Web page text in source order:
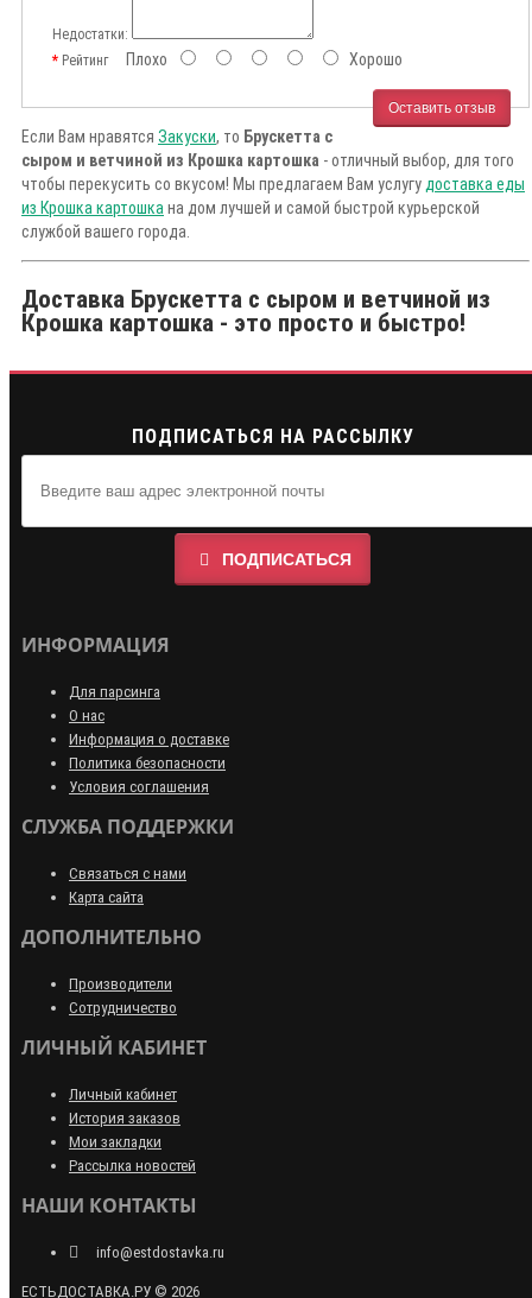
Недостатки:
РейтингПлохо Хорошо
Оставить отзыв
Если Вам нравятся Закуски, то Брускетта с
сыром и ветчиной из Крошка картошка - отличный выбор, для того
чтобы перекусить со вкусом! Мы предлагаем Вам услугу доставка еды
из Крошка картошка на дом лучшей и самой быстрой курьерской
службой вашего города.
Доставка Брускетта с сыром и ветчиной из
Крошка картошка - это просто и быстро!
ПОДПИСАТЬСЯ НА РАССЫЛКУ
ПОДПИСАТЬСЯ
ИНФОРМАЦИЯ
Для парсинга
О нас
Информация о доставке
Политика безопасности
Условия соглашения
СЛУЖБА ПОДДЕРЖКИ
Связаться с нами
Карта сайта
ДОПОЛНИТЕЛЬНО
Производители
Сотрудничество
ЛИЧНЫЙ КАБИНЕТ
Личный кабинет
История заказов
Мои закладки
Рассылка новостей
НАШИ КОНТАКТЫ
info@estdostavka.ru
ЕСТЬДОСТАВКА.РУ © 2026